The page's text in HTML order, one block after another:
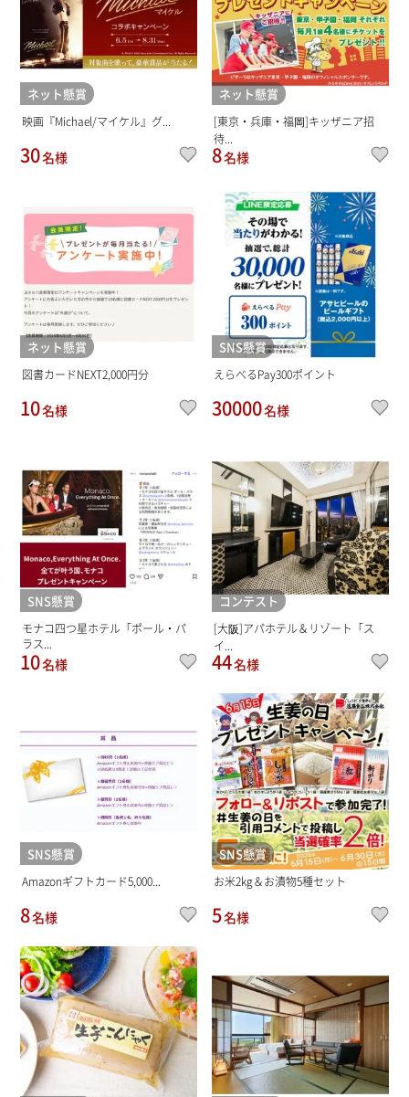
ネット懸賞
映画『Michael/マイケル』グ...
30名様
ネット懸賞
[東京・兵庫・福岡]キッザニア招
待...
8名様
ネット懸賞
図書カードNEXT2,000円分
10名様
SNS懸賞
えらべるPay300ポイント
30000名様
SNS懸賞
モナコ四つ星ホテル「ポール・パ
ラス...
10名様
コンテスト
[大阪]アパホテル＆リゾート「ス
イ...
44名様
SNS懸賞
Amazonギフトカード5,000...
8名様
SNS懸賞
お米2kg＆お漬物5種セット
5名様